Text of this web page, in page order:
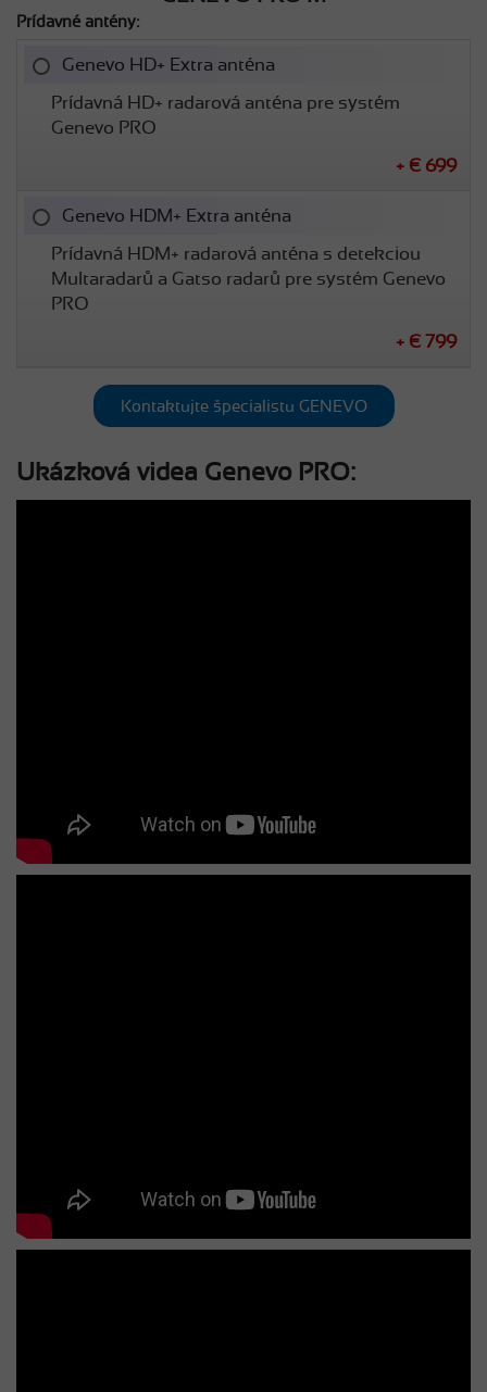
Prídavné antény:
Genevo HD+ Extra anténa
Prídavná HD+ radarová anténa pre systém
Genevo PRO
+ € 699
Genevo HDM+ Extra anténa
Prídavná HDM+ radarová anténa s detekciou
Multaradarů a Gatso radarů pre systém Genevo
PRO
+ € 799
Kontaktujte špecialistu GENEVO
Ukázková videa Genevo PRO: